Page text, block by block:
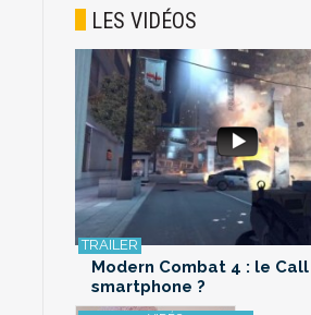
LES VIDÉOS
Modern Combat 4 : le
smartphone ?